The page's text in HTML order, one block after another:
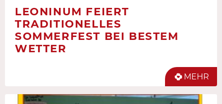
LEONINUM FEIERT
TRADITIONELLES
SOMMERFEST BEI BESTEM
WETTER
MEHR